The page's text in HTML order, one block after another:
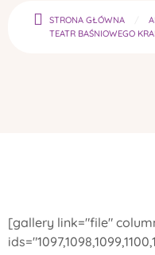
STRONA GŁÓWNA
TEATR BAŚNIOWEGO
[gallery link="file"